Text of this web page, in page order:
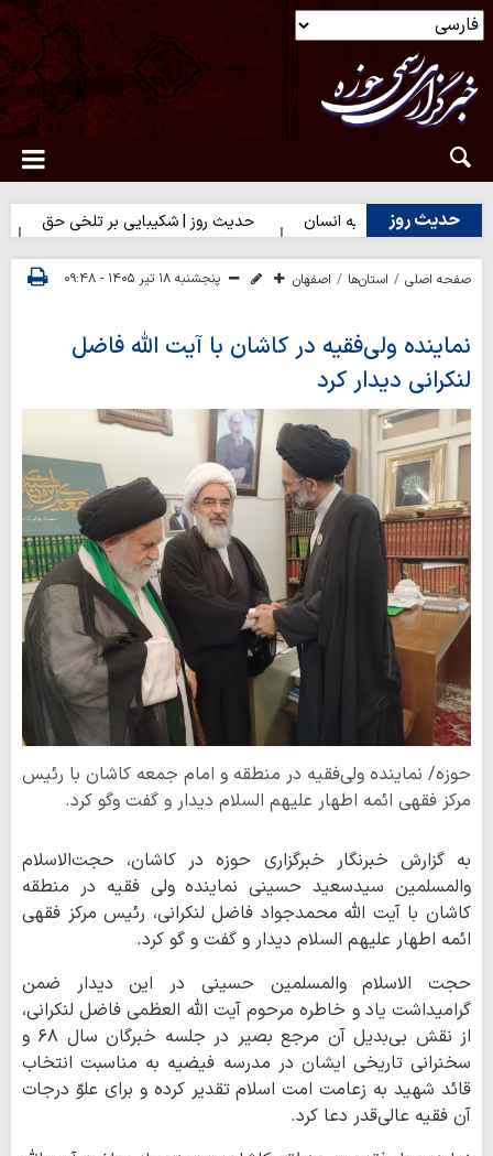
حدیث روز
سرمایه انسان حدیث روز | شکیبایی بر تلخی حق
صفحه اصلی استان‌ها اصفهان پنجشنبه ۱۸ تیر ۱۴۰۵ - ۰۹:۴۸
نماینده ولی‌فقیه در کاشان با آیت الله فاضل
لنکرانی دیدار کرد
حوزه/ نماینده ولی‌فقیه در منطقه و امام جمعه کاشان با رئیس
مرکز فقهی ائمه اطهار علیهم السلام دیدار و گفت وگو کرد.
به گزارش خبرنگار خبرگزاری حوزه در کاشان، حجت‌الاسلام
والمسلمین سیدسعید حسینی نماینده ولی فقیه در منطقه
کاشان با آیت الله محمدجواد فاضل لنکرانی، رئیس مرکز فقهی
ائمه اطهار علیهم السلام دیدار و گفت و گو کرد.
حجت الاسلام والمسلمین حسینی در این دیدار ضمن
گرامیداشت یاد و خاطره مرحوم آیت الله العظمی فاضل لنکرانی،
از نقش بی‌بدیل آن مرجع بصیر در جلسه خبرگان سال ۶۸ و
سخنرانی تاریخی ایشان در مدرسه فیضیه به مناسبت انتخاب
قائد شهید به زعامت امت اسلام تقدیر کرده و برای علوّ درجات
آن فقیه عالی‌قدر دعا کرد.